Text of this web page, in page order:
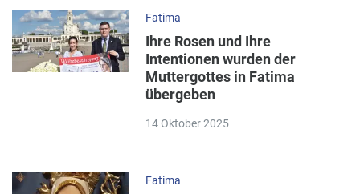
Fatima
Ihre Rosen und Ihre
Intentionen wurden der
Muttergottes in Fatima
übergeben
14 Oktober 2025
Fatima